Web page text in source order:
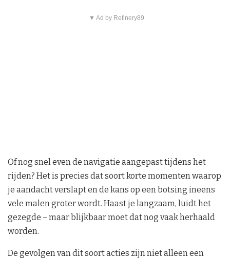
▼ Ad by Refinery89
Of nog snel even de navigatie aangepast tijdens het
rijden? Het is precies dat soort korte momenten waarop
je aandacht verslapt en de kans op een botsing ineens
vele malen groter wordt. Haast je langzaam, luidt het
gezegde – maar blijkbaar moet dat nog vaak herhaald
worden.
De gevolgen van dit soort acties zijn niet alleen een